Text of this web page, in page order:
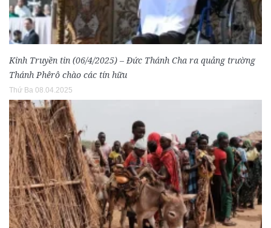
Kinh Truyền tin (06/4/2025) – Đức Thánh Cha ra quảng trường
Thánh Phêrô chào các tín hữu
Thứ Ba 08.04.2025